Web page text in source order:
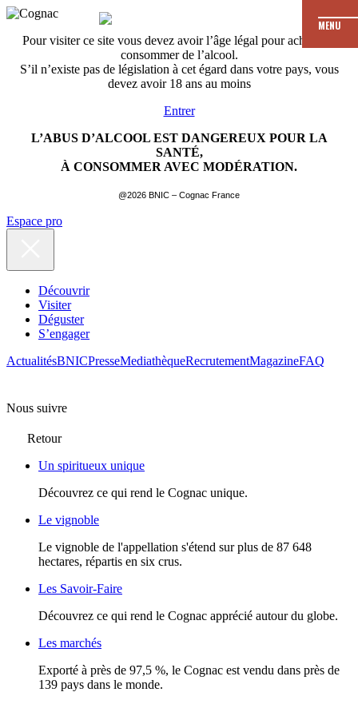
Pour visiter ce site vous devez avoir l’âge légal pour acheter et
consommer de l’alcool.
S’il n’existe pas de législation à cet égard dans votre pays, vous
devez avoir 18 ans au moins
Entrer
L’ABUS D’ALCOOL EST DANGEREUX POUR LA
SANTÉ,
À CONSOMMER AVEC MODÉRATION.
@2026 BNIC – Cognac France
MENU
Espace pro
Découvrir
Visiter
Déguster
S’engager
ActualitésBNICPresseMediathèqueRecrutementMagazineFAQ
Nous suivre
Retour
Un spiritueux unique
Découvrez ce qui rend le Cognac unique.
Le vignoble
Le vignoble de l'appellation s'étend sur plus de 87 648
hectares, répartis en six crus.
Les Savoir-Faire
Découvrez ce qui rend le Cognac apprécié autour du globe.
Les marchés
Exporté à près de 97,5 %, le Cognac est vendu dans près de
139 pays dans le monde.